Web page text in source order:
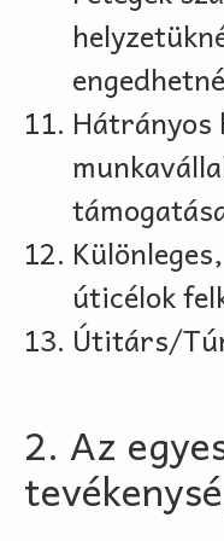
Hátrányos
úticélok
Útitárs/
2. Az